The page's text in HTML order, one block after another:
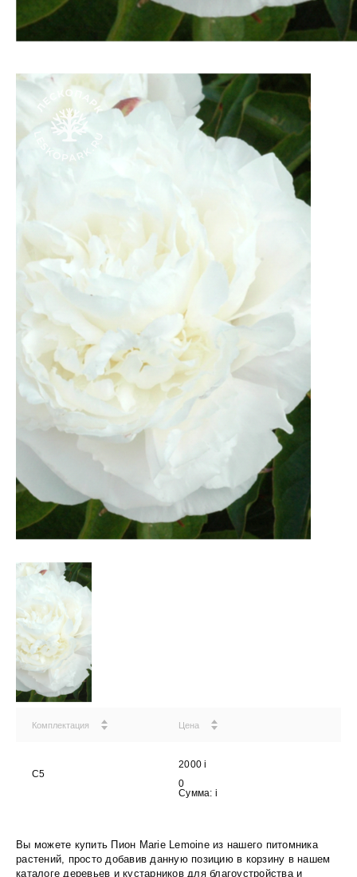
Комплектация Цена
С5
2000i
0
Сумма: i
Вы можете купить Пион Marie Lemoine из нашего питомника
растений, просто добавив данную позицию в корзину в нашем
каталоге деревьев и кустарников для благоустройства и